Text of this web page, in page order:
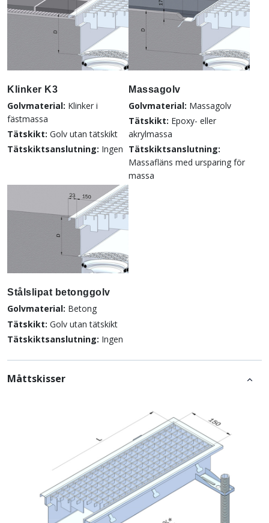
Klinker K3
Golvmaterial: Klinker i
fästmassa
Tätskikt: Golv utan tätskikt
Tätskiktsanslutning: Ingen
Massagolv
Golvmaterial: Massagolv
Tätskikt: Epoxy- eller
akrylmassa
Tätskiktsanslutning:
Massafläns med ursparing för
massa
Stålslipat betonggolv
Golvmaterial: Betong
Tätskikt: Golv utan tätskikt
Tätskiktsanslutning: Ingen
Måttskisser